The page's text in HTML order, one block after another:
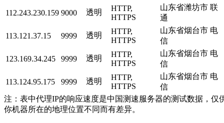
112.243.230.159 9000 透明
HTTP,
HTTPS
山东省潍坊市 联
通
113.121.37.15 9999 透明
HTTP,
HTTPS
山东省烟台市 电
信
123.169.34.245 9999 透明
HTTP,
HTTPS
山东省烟台市 电
信
113.124.95.175 9999 透明
HTTP,
HTTPS
山东省烟台市 电
信
注：表中代理IP的响应速度是中国测速服务器的测试数据，仅
你机器所在的地理位置不同而有差异。